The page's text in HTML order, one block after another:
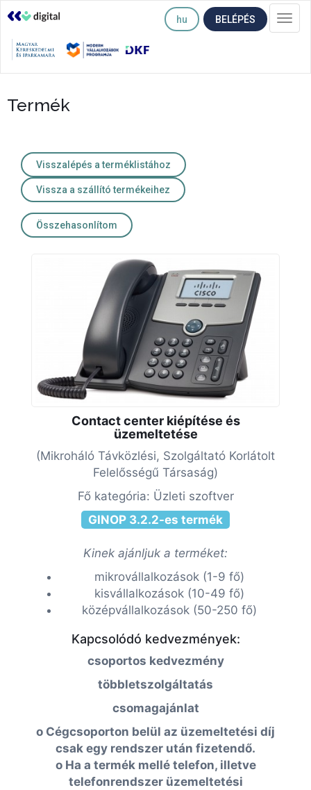
hu BELÉPÉS
Termék
Visszalépés a terméklistához
Vissza a szállító termékeihez
Összehasonlítom
Contact center kiépítése és
üzemeltetése
(Mikroháló Távközlési, Szolgáltató Korlátolt
Felelősségű Társaság)
Fő kategória: Üzleti szoftver
GINOP 3.2.2-es termék
Kinek ajánljuk a terméket:
mikrovállalkozások (1-9 fő)
kisvállalkozások (10-49 fő)
középvállalkozások (50-250 fő)
Kapcsolódó kedvezmények:
csoportos kedvezmény
többletszolgáltatás
csomagajánlat
o Cégcsoporton belül az üzemeltetési díj
csak egy rendszer után fizetendő.
o Ha a termék mellé telefon, illetve
telefonrendszer üzemeltetési